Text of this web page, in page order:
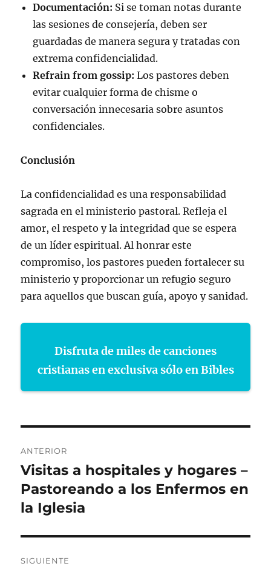
Documentación: Si se toman notas durante
las sesiones de consejería, deben ser
guardadas de manera segura y tratadas con
extrema confidencialidad.
Refrain from gossip: Los pastores deben
evitar cualquier forma de chisme o
conversación innecesaria sobre asuntos
confidenciales.
Conclusión
La confidencialidad es una responsabilidad
sagrada en el ministerio pastoral. Refleja el
amor, el respeto y la integridad que se espera
de un líder espiritual. Al honrar este
compromiso, los pastores pueden fortalecer su
ministerio y proporcionar un refugio seguro
para aquellos que buscan guía, apoyo y sanidad.
Disfruta de miles de canciones
cristianas en exclusiva sólo en Bibles
de
entradas
ANTERIOR
Entrada
anterior:
Visitas a hospitales y hogares –
Pastoreando a los Enfermos en
la Iglesia
SIGUIENTE